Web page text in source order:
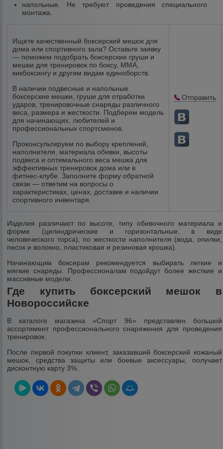
напольные. Не требуют проведения специального
монтажа.
Ищете качественный боксерский мешок для
дома или спортивного зала? Оставьте заявку
— поможем подобрать боксерские груши и
мешки для тренировок по боксу, ММА,
кикбоксингу и другим видам единоборств.
В наличии подвесные и напольные
боксерские мешки, груши для отработки
ударов, тренировочные снаряды различного
веса, размера и жесткости. Подберем модель
для начинающих, любителей и
профессиональных спортсменов.
Проконсультируем по выбору креплений,
наполнителя, материала обивки, высоты
подвеса и оптимального веса мешка для
эффективных тренировок дома или в
фитнес-клубе. Заполните форму обратной
связи — ответим на вопросы о
характеристиках, ценах, доставке и наличии
спортивного инвентаря.
Отправить
Изделия различают по высоте, типу обивочного материала и
форме (цилиндрические и горизонтальные, в виде
человеческого торса), по жесткости наполнителя (вода, опилки,
песок и волокно, пластиковая и резиновая крошка).
Начинающим боксерам рекомендуется выбирать легкие и
мягкие снаряды. Профессионалам подойдут более жесткие и
массивные модели.
Где купить боксерский мешок в
Новороссийске
В каталоге магазина «Спорт 96» представлен большой
ассортимент профессионального снаряжения для проведения
тренировок.
После первой покупки клиент, заказавший боксерский кожаный
мешок, средства защиты или боевые аксессуары, получает
дисконтную карту 3%.